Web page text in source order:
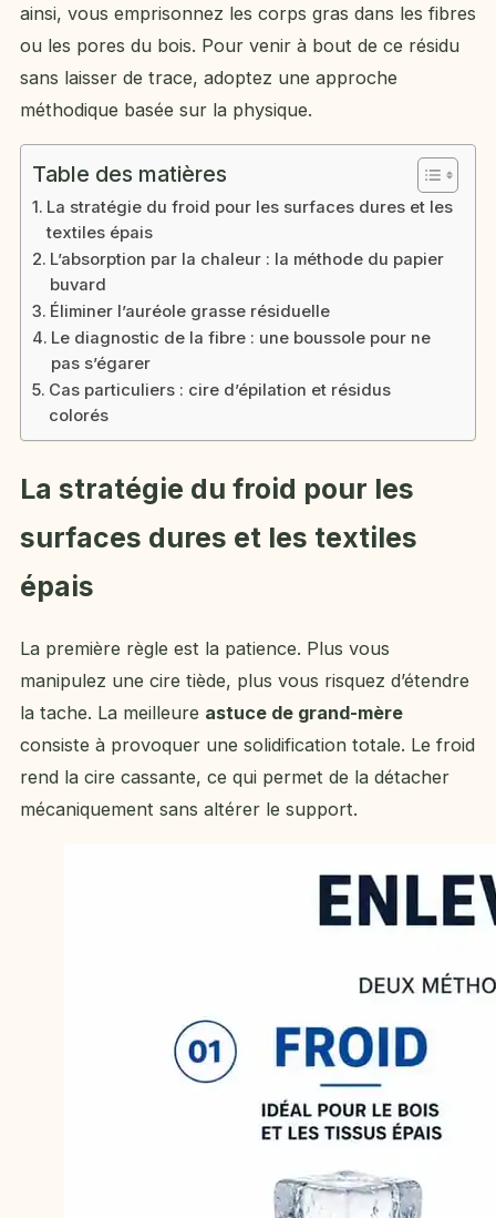
ainsi, vous emprisonnez les corps gras dans les fibres
ou les pores du bois. Pour venir à bout de ce résidu
sans laisser de trace, adoptez une approche
méthodique basée sur la physique.
Table des matières
La stratégie du froid pour les surfaces dures et les
textiles épais
L’absorption par la chaleur : la méthode du papier
buvard
Éliminer l’auréole grasse résiduelle
Le diagnostic de la fibre : une boussole pour ne
pas s’égarer
Cas particuliers : cire d’épilation et résidus
colorés
La stratégie du froid pour les
surfaces dures et les textiles
épais
La première règle est la patience. Plus vous
manipulez une cire tiède, plus vous risquez d’étendre
la tache. La meilleure astuce de grand-mère
consiste à provoquer une solidification totale. Le froid
rend la cire cassante, ce qui permet de la détacher
mécaniquement sans altérer le support.